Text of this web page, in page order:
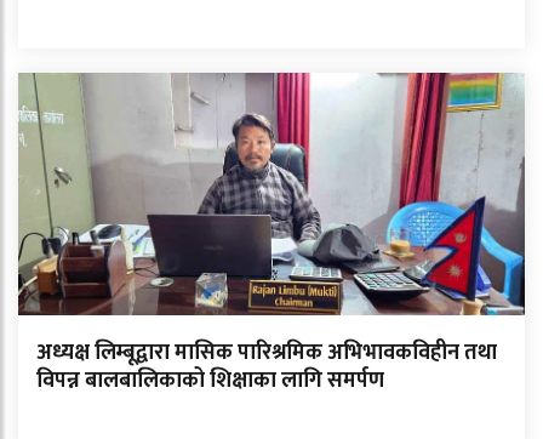
अध्यक्ष लिम्बूद्वारा मासिक पारिश्रमिक अभिभावकविहीन तथा
विपन्न बालबालिकाको शिक्षाका लागि समर्पण